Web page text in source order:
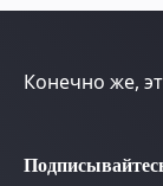
Конечно же,